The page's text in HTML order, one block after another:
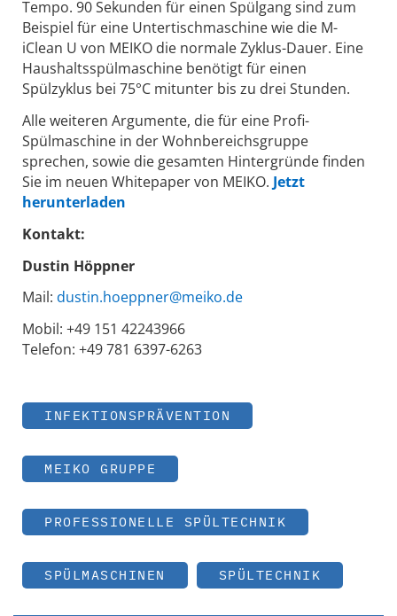
Tempo. 90 Sekunden für einen Spülgang sind zum
Beispiel für eine Untertischmaschine wie die M-
iClean U von MEIKO die normale Zyklus-Dauer. Eine
Haushaltsspülmaschine benötigt für einen
Spülzyklus bei 75°C mitunter bis zu drei Stunden.
Alle weiteren Argumente, die für eine Profi-
Spülmaschine in der Wohnbereichsgruppe
sprechen, sowie die gesamten Hintergründe finden
Sie im neuen Whitepaper von MEIKO. Jetzt
herunterladen
Kontakt:
Dustin Höppner
Mail: dustin.hoeppner@meiko.de
Mobil: +49 151 42243966
Telefon: +49 781 6397-6263
INFEKTIONSPRÄVENTION
MEIKO GRUPPE
PROFESSIONELLE SPÜLTECHNIK
SPÜLMASCHINEN SPÜLTECHNIK